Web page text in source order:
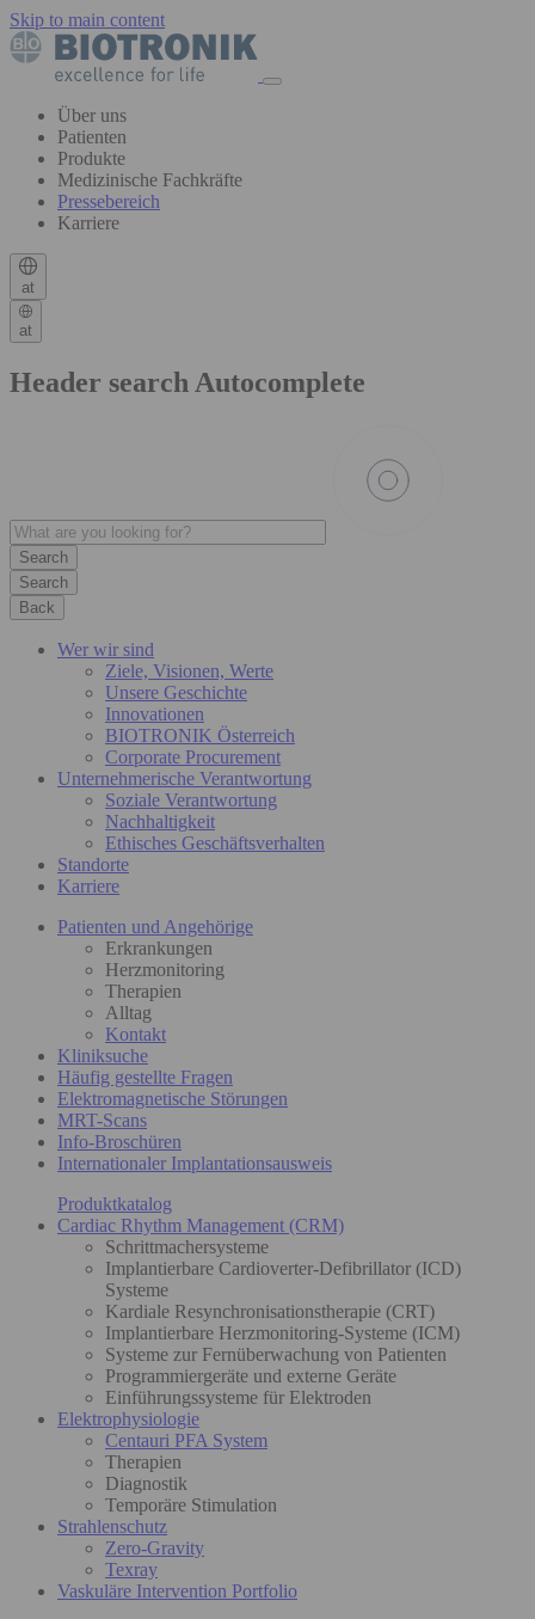
Skip to main content
Über uns
Patienten
Produkte
Medizinische Fachkräfte
Pressebereich
Karriere
at
at
Header search Autocomplete
Search
Back
Wer wir sind
Ziele, Visionen, Werte
Unsere Geschichte
Innovationen
BIOTRONIK Österreich
Corporate Procurement
Unternehmerische Verantwortung
Soziale Verantwortung
Nachhaltigkeit
Ethisches Geschäftsverhalten
Standorte
Karriere
Patienten und Angehörige
Erkrankungen
Herzmonitoring
Therapien
Alltag
Kontakt
Kliniksuche
Häufig gestellte Fragen
Elektromagnetische Störungen
MRT-Scans
Info-Broschüren
Internationaler Implantationsausweis
Produktkatalog
Cardiac Rhythm Management (CRM)
Schrittmachersysteme
Implantierbare Cardioverter-Defibrillator (ICD)
Systeme
Kardiale Resynchronisationstherapie (CRT)
Implantierbare Herzmonitoring-Systeme (ICM)
Systeme zur Fernüberwachung von Patienten
Programmiergeräte und externe Geräte
Einführungssysteme für Elektroden
Elektrophysiologie
Centauri PFA System
Therapien
Diagnostik
Temporäre Stimulation
Strahlenschutz
Zero-Gravity
Texray
Vaskuläre Intervention Portfolio